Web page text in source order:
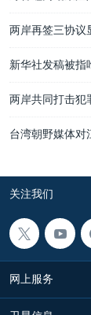
两岸再签三协议
新华社发稿被指
两岸共同打击犯
台湾朝野媒体对
关注我们
网上服务